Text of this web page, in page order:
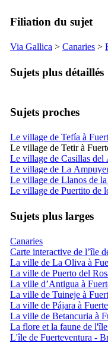
Filiation du sujet
Via Gallica > Canaries >
Sujets plus détaillés
Sujets proches
Le village de Tefía à
Le village de Tetir à
Le village de Casillas del
Le village de La
Le village de Llanos de
Le village de Puertito de
Sujets plus larges
Canaries
Carte interactive de l’île
La ville de La Oliva à
La ville de Puerto del
La ville d’Antigua à
La ville de Tuineje à
La ville de Pájara à
La ville de Betancuria à
La flore et la faune de
L'île de Fuerteventura -